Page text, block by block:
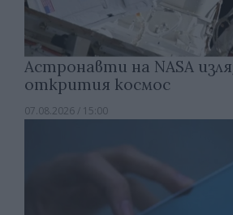
Астронавти на NASA
открития космос
07.08.2026 / 15:00